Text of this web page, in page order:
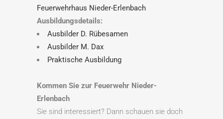
Feuerwehrhaus Nieder-Erlenbach
Ausbildungsdetails:
Ausbilder D. Rübesamen
Ausbilder M. Dax
Praktische Ausbildung
Kommen Sie zur Feuerwehr Nieder-
Erlenbach
Sie sind interessiert? Dann schauen sie doch